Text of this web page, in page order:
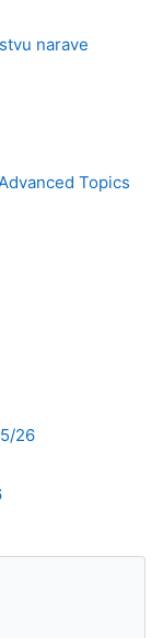
narave
Topics
26